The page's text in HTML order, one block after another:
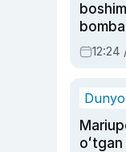
12:24
Dunyo